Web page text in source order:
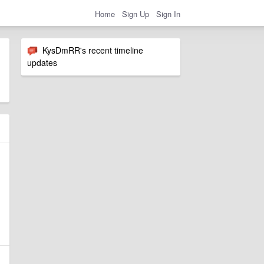
Home Sign Up Sign In
KysDmRR's recent timeline
updates